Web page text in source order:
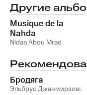
Другие
Musique de la
Nahda
Nidaa Abou Mrad
Бродяга
Эльбрус Джанмирзоев